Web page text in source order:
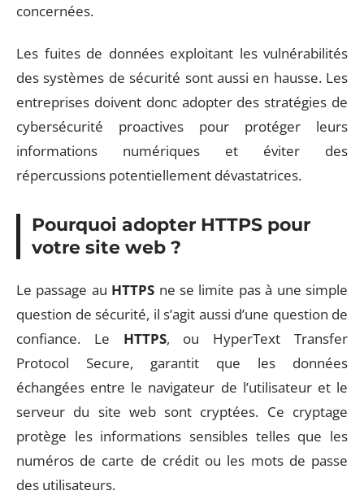
concernées.
Les fuites de données exploitant les vulnérabilités
des systèmes de sécurité sont aussi en hausse. Les
entreprises doivent donc adopter des stratégies de
cybersécurité proactives pour protéger leurs
informations numériques et éviter des
répercussions potentiellement dévastatrices.
Pourquoi adopter HTTPS pour
votre site web ?
Le passage au HTTPS ne se limite pas à une simple
question de sécurité, il s’agit aussi d’une question de
confiance. Le HTTPS, ou HyperText Transfer
Protocol Secure, garantit que les données
échangées entre le navigateur de l’utilisateur et le
serveur du site web sont cryptées. Ce cryptage
protège les informations sensibles telles que les
numéros de carte de crédit ou les mots de passe
des utilisateurs.